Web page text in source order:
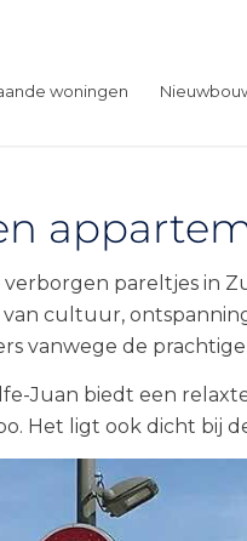
woningen
verborgen pareltjes in
cultuur,
vanwege de
Juan biedt een
Het ligt ook dicht bij